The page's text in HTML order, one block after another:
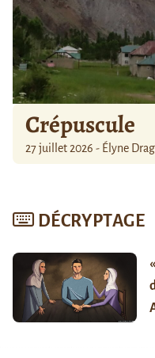
Crépuscule
27 juillet 2026 - Élyne
DÉCRYPTAGE